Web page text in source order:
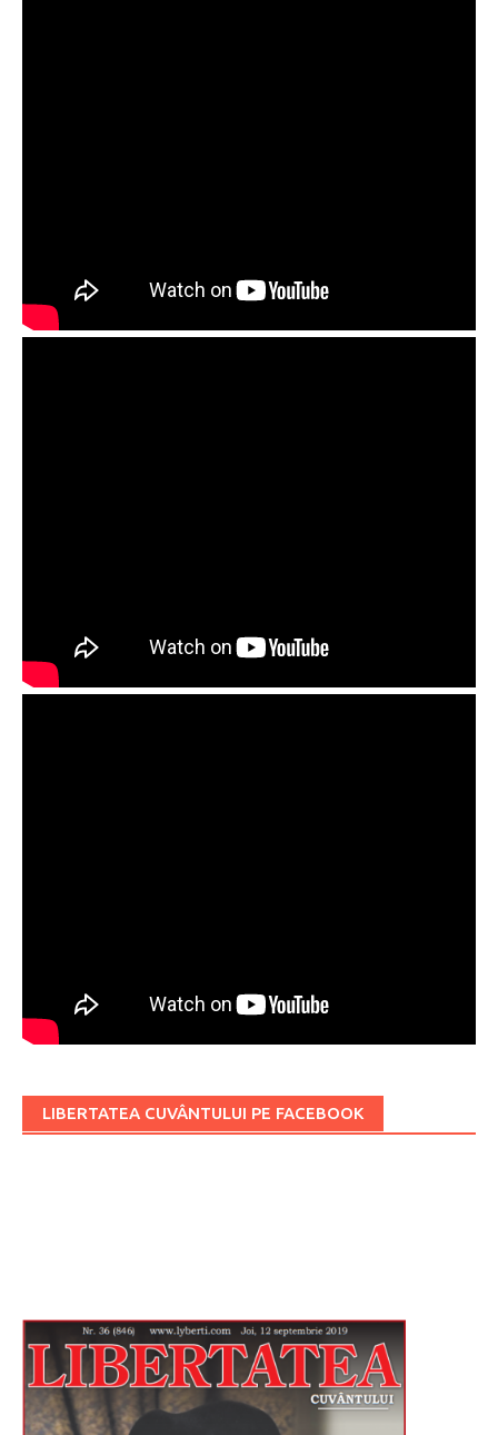
LIBERTATEA CUVÂNTULUI PE FACEBOOK